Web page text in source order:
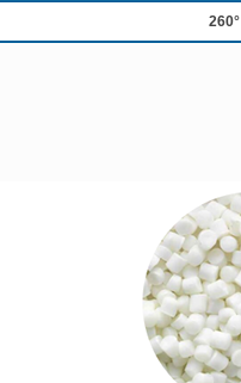
260°